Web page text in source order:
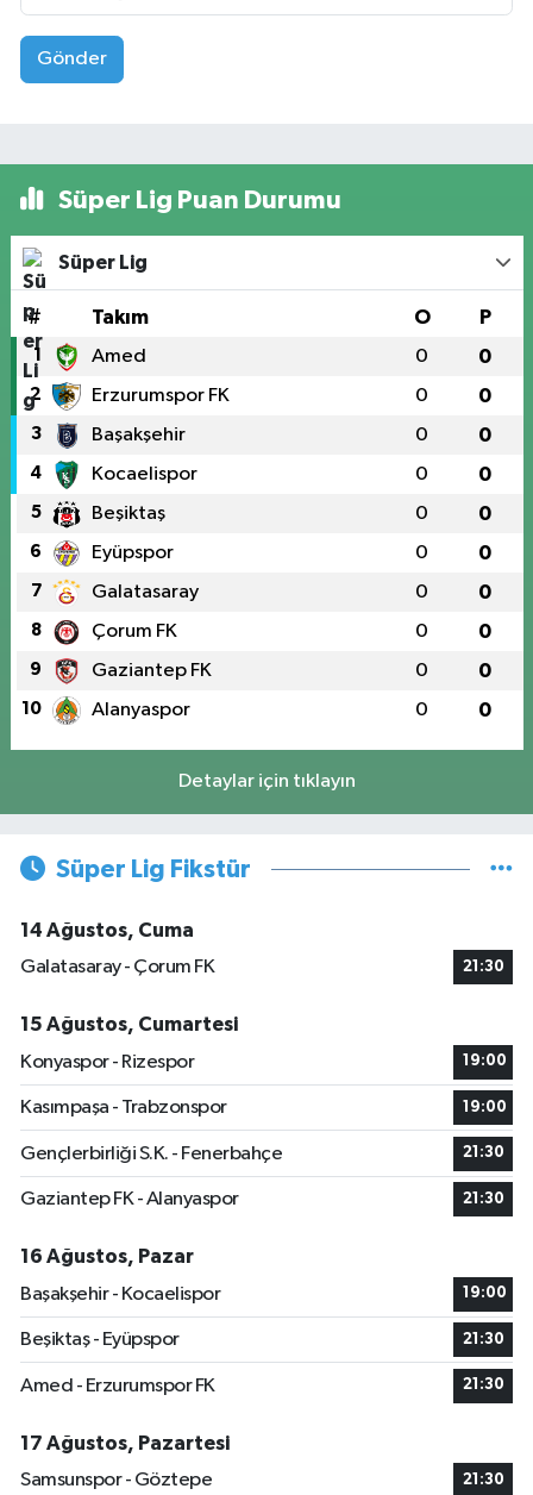
Gönder
Süper Lig Puan Durumu
Süper Lig
# Takım O P
1 Amed 0 0
2 Erzurumspor FK 0 0
3 Başakşehir 0 0
4 Kocaelispor 0 0
5 Beşiktaş 0 0
6 Eyüpspor 0 0
7 Galatasaray 0 0
8 Çorum FK 0 0
9 Gaziantep FK 0 0
10 Alanyaspor 0 0
Detaylar için tıklayın
Süper Lig Fikstür
14 Ağustos, Cuma
Galatasaray - Çorum FK
21:30
15 Ağustos, Cumartesi
Konyaspor - Rizespor
19:00
Kasımpaşa - Trabzonspor 19:00
Gençlerbirliği S.K. - Fenerbahçe 21:30
Gaziantep FK - Alanyaspor 21:30
16 Ağustos, Pazar
Başakşehir - Kocaelispor
19:00
Beşiktaş - Eyüpspor 21:30
Amed - Erzurumspor FK 21:30
17 Ağustos, Pazartesi
Samsunspor - Göztepe
21:30